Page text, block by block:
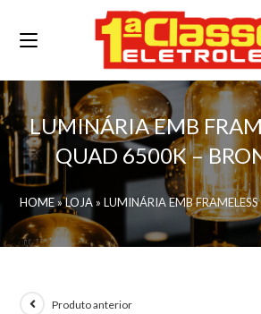
LUMINÁRIA EMB
QUAD 6500K –
HOME »LOJA »LUMINÁRIA EMB
Produto anterior